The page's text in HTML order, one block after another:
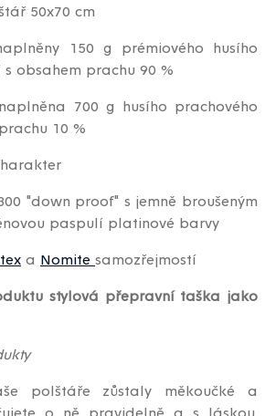
50x70 cm
150 g prémiového husího
obsahem prachu 90 %
700 g husího prachového
10 %
"down proof" s jemně broušeným
paspulí platinové barvy
a Nomite samozřejmostí
stylová přepravní taška jako
polštáře zůstaly měkoučké a
o ně pravidelně a s láskou.